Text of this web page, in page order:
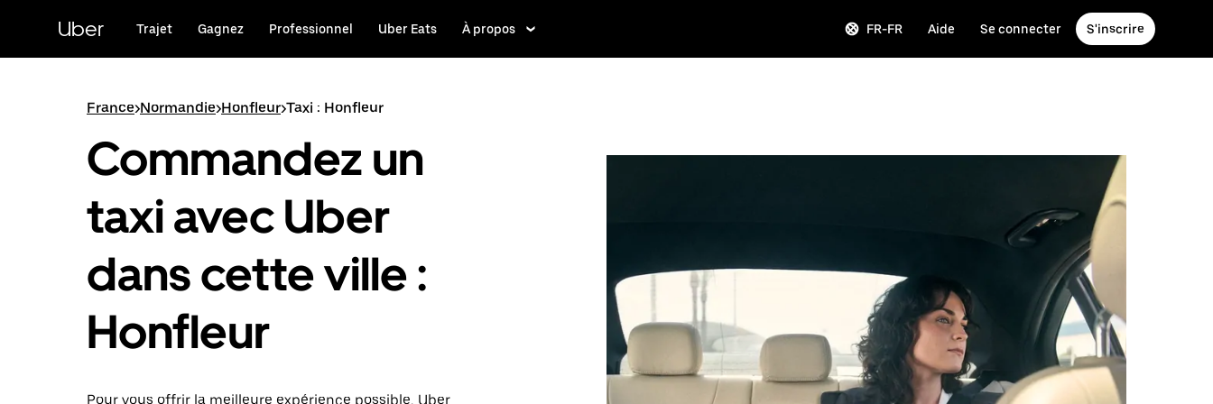
principal
Uber Trajet Gagnez Professionnel Uber Eats À propos FR-FR Aide Se connecter S'inscrire
France>Normandie>Honfleur>Taxi : Honfleur
Commandez un
taxi avec Uber
dans cette ville :
Honfleur
Pour vous offrir la meilleure expérience possible, Uber